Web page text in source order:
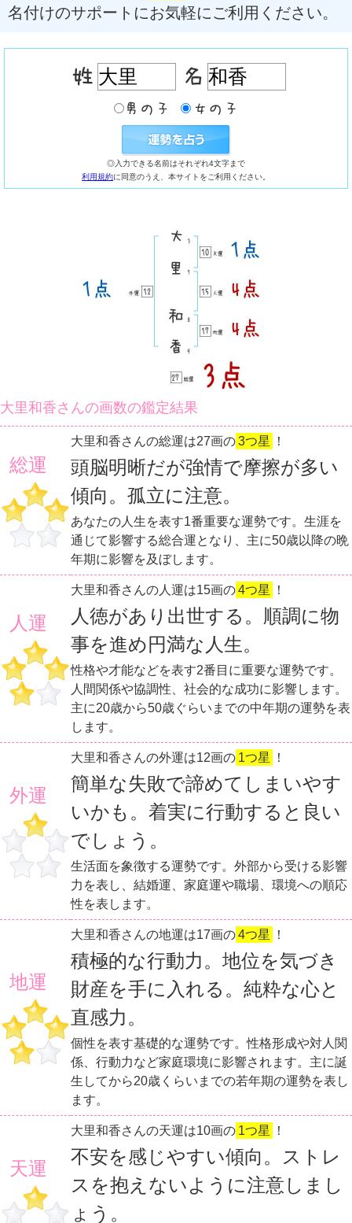
名付けのサポートにお気軽にご利用ください。
◎入力できる名前はそれぞれ4文字まで
利用規約に同意のうえ、本サイトをご利用ください。
大里和香さんの画数の鑑定結果
総運
大里和香さんの総運は27画の3つ星 ！
頭脳明晰だが強情で摩擦が多い
傾向。孤立に注意。
あなたの人生を表す1番重要な運勢です。生涯を
通じて影響する総合運となり、主に50歳以降の晩
年期に影響を及ぼします。
人運
大里和香さんの人運は15画の4つ星 ！
人徳があり出世する。順調に物
事を進め円満な人生。
性格や才能などを表す2番目に重要な運勢です。
人間関係や協調性、社会的な成功に影響します。
主に20歳から50歳ぐらいまでの中年期の運勢を表
します。
外運
大里和香さんの外運は12画の 1つ星 ！
簡単な失敗で諦めてしまいやす
いかも。着実に行動すると良い
でしょう。
生活面を象徴する運勢です。外部から受ける影響
力を表し、結婚運、家庭運や職場、環境への順応
性を表します。
地運
大里和香さんの地運は17画の4つ星 ！
積極的な行動力。地位を気づき
財産を手に入れる。純粋な心と
直感力。
個性を表す基礎的な運勢です。性格形成や対人関
係、行動力など家庭環境に影響されます。主に誕
生してから20歳くらいまでの若年期の運勢を表し
ます。
天運
大里和香さんの天運は10画の 1つ星 ！
不安を感じやすい傾向。ストレ
スを抱えないように注意しまし
ょう。